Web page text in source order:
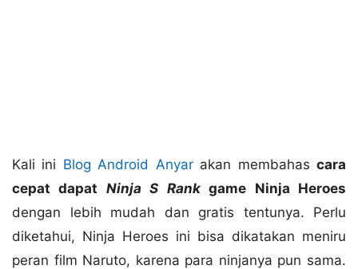
Kali ini Blog Android Anyarakan membahascara
cepat dapat Ninja S Rankgame Ninja Heroes
dengan lebih mudah dan gratis tentunya. Perlu
diketahui, Ninja Heroes ini bisa dikatakan meniru
peran film Naruto, karena para ninjanya pun sama.